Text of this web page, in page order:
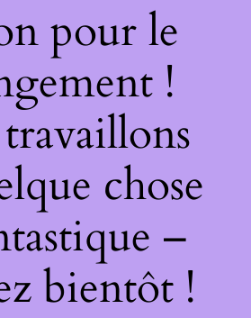
pour le
!
chose
–
bientôt !